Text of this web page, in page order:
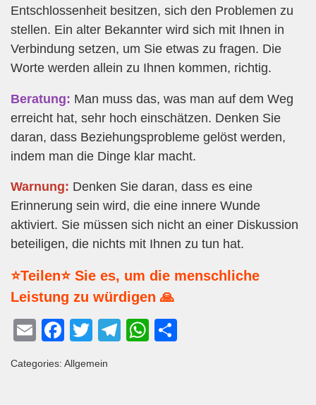
Entschlossenheit besitzen, sich den Problemen zu
stellen. Ein alter Bekannter wird sich mit Ihnen in
Verbindung setzen, um Sie etwas zu fragen. Die
Worte werden allein zu Ihnen kommen, richtig.
Beratung: Man muss das, was man auf dem Weg
erreicht hat, sehr hoch einschätzen. Denken Sie
daran, dass Beziehungsprobleme gelöst werden,
indem man die Dinge klar macht.
Warnung: Denken Sie daran, dass es eine
Erinnerung sein wird, die eine innere Wunde
aktiviert. Sie müssen sich nicht an einer Diskussion
beteiligen, die nichts mit Ihnen zu tun hat.
⭐Teilen⭐ Sie es, um die menschliche
Leistung zu würdigen 🙏
E
ail
F
c
T
tt
T
W
Categories: Allgemein